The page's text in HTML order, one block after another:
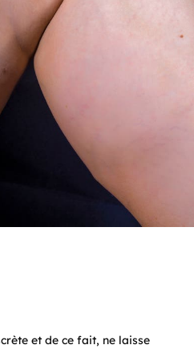
et de ce fait, ne laisse